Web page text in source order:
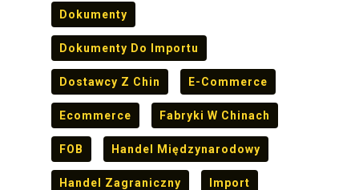
Dokumenty
Dokumenty Do Importu
Dostawcy Z Chin E-Commerce
Ecommerce Fabryki W Chinach
FOB Handel Międzynarodowy
Handel Zagraniczny Import